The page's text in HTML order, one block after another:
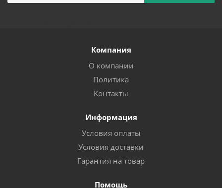
Компания
О компании
Политика
Контакты
Информация
Условия оплаты
Условия доставки
Гарантия на товар
Помощь